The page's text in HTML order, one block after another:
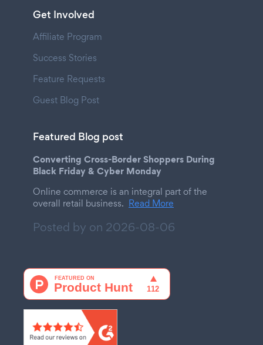
Get Involved
Affiliate Program
Success Stories
Feature Requests
Guest Blog Post
Featured Blog post
Converting Cross-Border Shoppers During
Black Friday & Cyber Monday
Online commerce is an integral part of the
overall retail business. Read More
Posted by on 2026-08-06